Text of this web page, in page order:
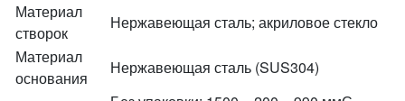
Материал
створок
Нержавеющая сталь; акриловое стекло
Материал
основания
Нержавеющая сталь (SUS304)